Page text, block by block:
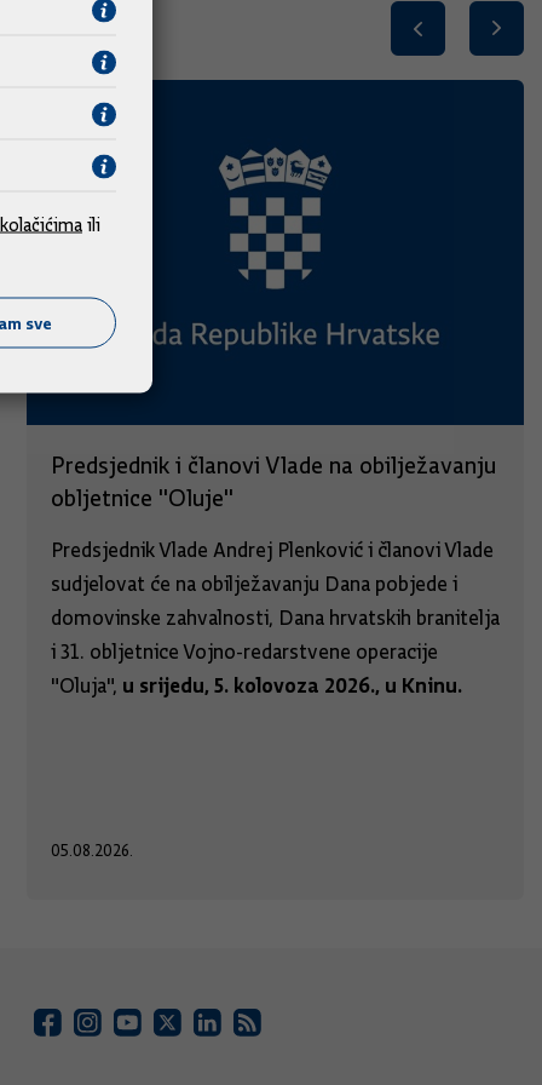
Predsjednik i članovi Vlade na obilježavanju
obljetnice "Oluje"
Predsjednik Vlade Andrej Plenković i članovi Vlade
sudjelovat će na obilježavanju Dana pobjede i
domovinske zahvalnosti, Dana hrvatskih branitelja
i 31. obljetnice Vojno-redarstvene operacije
"Oluja", u srijedu, 5. kolovoza 2026., u Kninu.
05.08.2026.
ili
sve